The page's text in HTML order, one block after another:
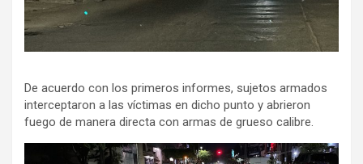
De acuerdo con los primeros informes, sujetos armados
interceptaron a las víctimas en dicho punto y abrieron
fuego de manera directa con armas de grueso calibre.